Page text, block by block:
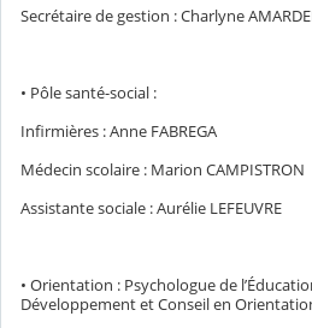
Secrétaire de gestion : Charlyne
• Pôle santé-social :
Infirmières : Anne FABREGA
Médecin scolaire : Marion CAMPISTRON
Assistante sociale : Aurélie LEFEUVRE
• Orientation : Psychologue de
Développement et Conseil en